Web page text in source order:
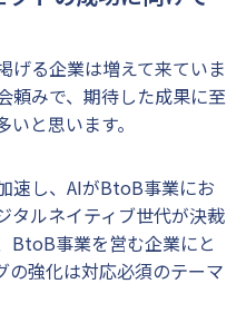
げる企業は増えて来ていま
頼みで、期待した成果に至
と思います。
速し、AIがBtoB事業にお
タルネイティブ世代が決裁
BtoB事業を営む企業にと
の強化は対応必須のテーマ